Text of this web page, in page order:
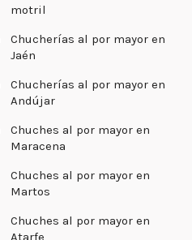
motril
Chucherías al por mayor en
Jaén
Chucherías al por mayor en
Andújar
Chuches al por mayor en
Maracena
Chuches al por mayor en
Martos
Chuches al por mayor en
Atarfe